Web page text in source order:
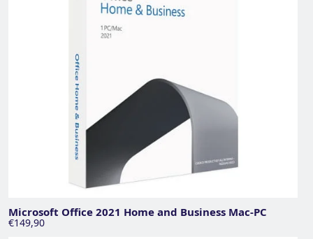
Microsoft Office 2021 Home and Business Mac-PC
€149,90